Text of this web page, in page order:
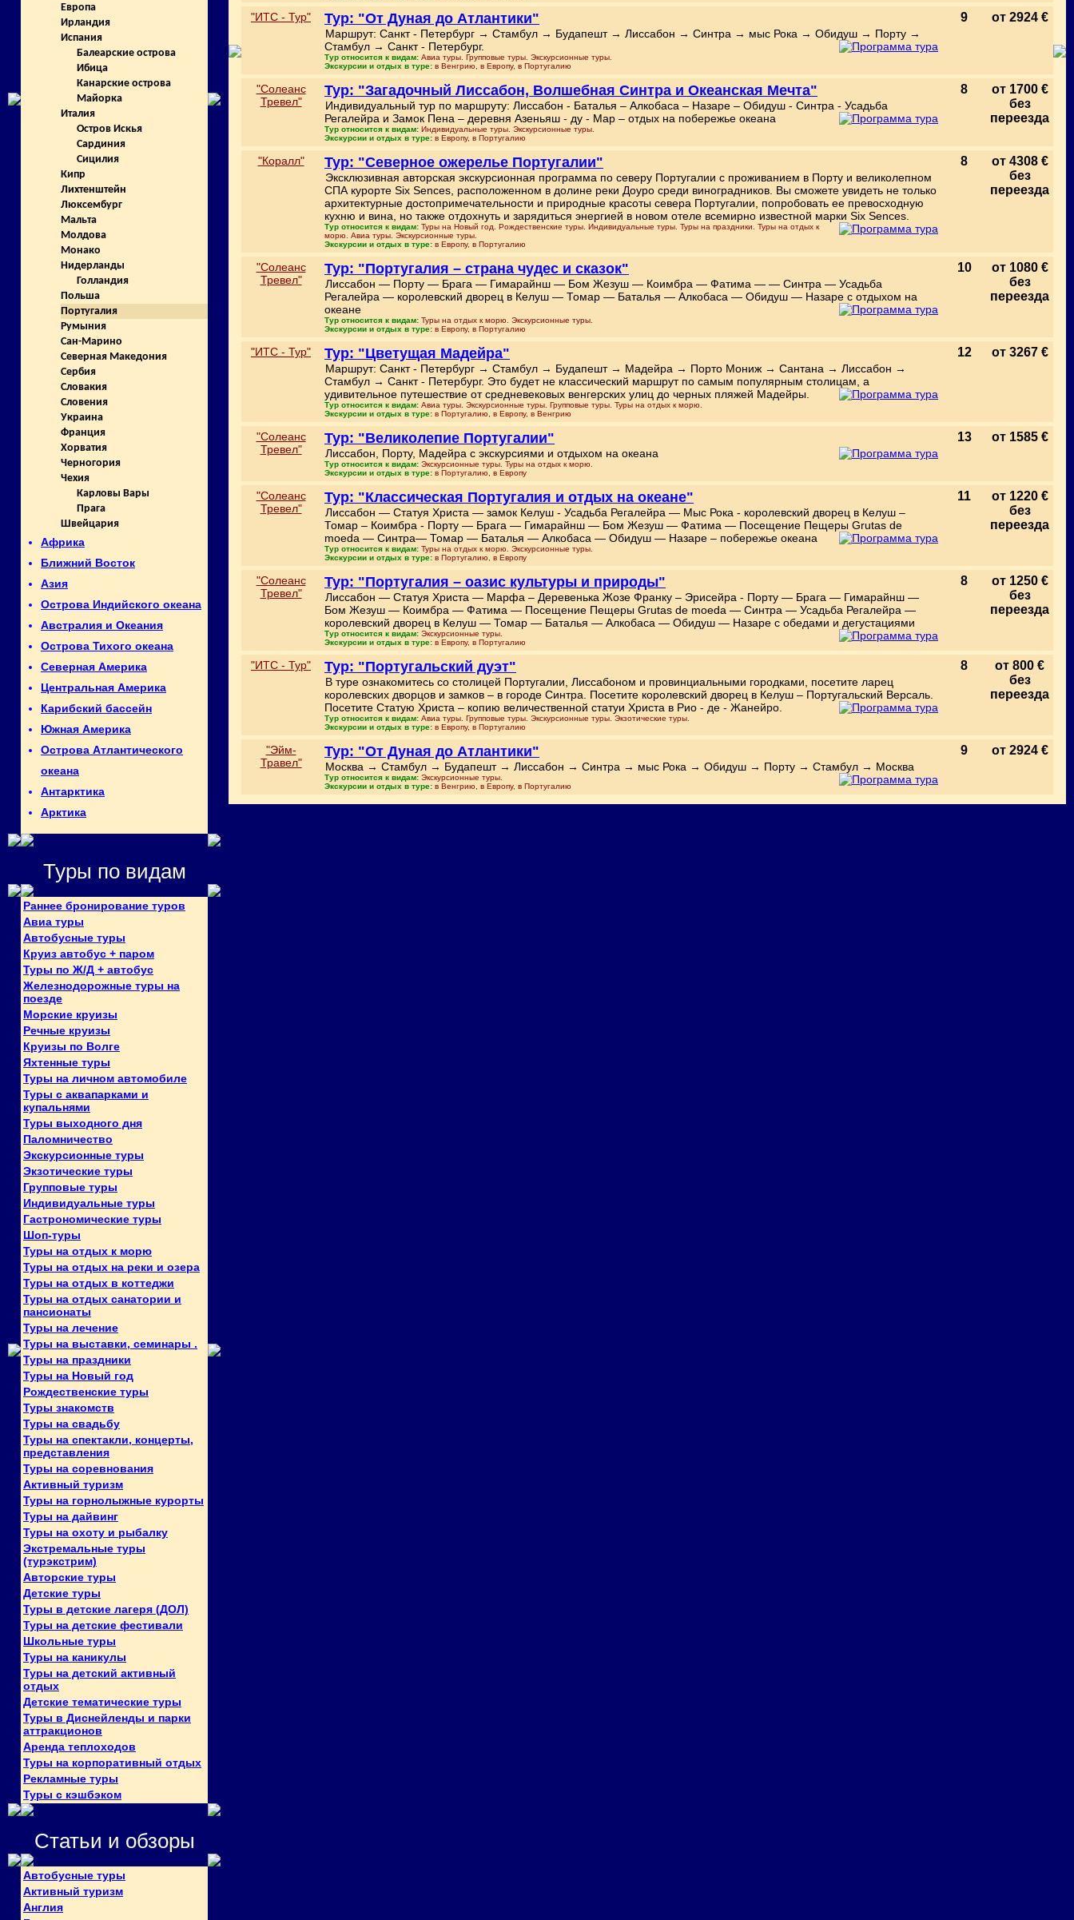
Европа
Ирландия
Испания
Балеарские острова
Ибица
Канарские острова
Майорка
Италия
Остров Искья
Сардиния
Сицилия
Кипр
Лихтенштейн
Люксембург
Мальта
Молдова
Монако
Нидерланды
Голландия
Польша
Португалия
Румыния
Сан-Марино
Северная Македония
Сербия
Словакия
Словения
Украина
Франция
Хорватия
Черногория
Чехия
Карловы Вары
Прага
Швейцария
Африка
Ближний Восток
Азия
Острова Индийского океана
Австралия и Океания
Острова Тихого океана
Северная Америка
Центральная Америка
Карибский бассейн
Южная Америка
Острова Атлантического
океана
Антарктика
Арктика
Туры по видам
Раннее бронирование туров
Авиа туры
Автобусные туры
Круиз автобус + паром
Туры по Ж/Д + автобус
Железнодорожные туры на
поезде
Морские круизы
Речные круизы
Круизы по Волге
Яхтенные туры
Туры на личном автомобиле
Туры с аквапарками и
купальнями
Туры выходного дня
Паломничество
Экскурсионные туры
Экзотические туры
Групповые туры
Индивидуальные туры
Гастрономические туры
Шоп-туры
Туры на отдых к морю
Туры на отдых на реки и озера
Туры на отдых в коттеджи
Туры на отдых санатории и
пансионаты
Туры на лечение
Туры на выставки, семинары .
Туры на праздники
Туры на Новый год
Рождественские туры
Туры знакомств
Туры на свадьбу
Туры на спектакли, концерты,
представления
Туры на соревнования
Активный туризм
Туры на горнолыжные курорты
Туры на дайвинг
Туры на охоту и рыбалку
Экстремальные туры
(турэкстрим)
Авторские туры
Детские туры
Туры в детские лагеря (ДОЛ)
Туры на детские фестивали
Школьные туры
Туры на каникулы
Туры на детский активный
отдых
Детские тематические туры
Туры в Диснейленды и парки
аттракционов
Аренда теплоходов
Туры на корпоративный отдых
Рекламные туры
Туры с кэшбэком
Статьи и обзоры
Автобусные туры
Активный туризм
Англия
"ИТС - Тур" Тур: "От Дуная до Атлантики"
Маршрут: Санкт - Петербург → Стамбул → Будапешт → Лиссабон → Синтра → мыс Рока → Обидуш → Порту →
Стамбул → Санкт - Петербург.
Тур относится к видам: Авиа туры. Групповые туры. Экскурсионные туры.
Экскурсии и отдых в туре: в Венгрию, в Европу, в Португалию
9 от 2924 €
"Солеанс
Тревел"
Тур: "Загадочный Лиссабон, Волшебная Синтра и Океанская Мечта"
Индивидуальный тур по маршруту: Лиссабон - Баталья – Алкобаса – Назаре – Обидуш - Синтра - Усадьба
Регалейра и Замок Пена – деревня Азеньяш - ду - Мар – отдых на побережье океана
Тур относится к видам: Индивидуальные туры. Экскурсионные туры.
Экскурсии и отдых в туре: в Европу, в Португалию
8
от 1700 €
без
переезда
"Коралл" Тур: "Северное ожерелье Португалии"
Эксклюзивная авторская экскурсионная программа по северу Португалии с проживанием в Порту и великолепном
СПА курорте Six Sences, расположенном в долине реки Доуро среди виноградников. Вы сможете увидеть не только
архитектурные достопримечательности и природные красоты севера Португалии, попробовать ее превосходную
кухню и вина, но также отдохнуть и зарядиться энергией в новом отеле всемирно известной марки Six Sences.
Тур относится к видам: Туры на Новый год. Рождественские туры. Индивидуальные туры. Туры на праздники. Туры на отдых к
морю. Авиа туры. Экскурсионные туры.
Экскурсии и отдых в туре: в Европу, в Португалию
8
от 4308 €
без
переезда
"Солеанс
Тревел"
Тур: "Португалия – страна чудес и сказок"
Лиссабон — Порту — Брага — Гимарайнш — Бом Жезуш — Коимбра — Фатима — — Синтра — Усадьба
Регалейра — королевский дворец в Келуш — Томар — Баталья — Алкобаса — Обидуш — Назаре с отдыхом на
океане
Тур относится к видам: Туры на отдых к морю. Экскурсионные туры.
Экскурсии и отдых в туре: в Европу, в Португалию
10
от 1080 €
без
переезда
"ИТС - Тур" Тур: "Цветущая Мадейра"
Маршрут: Санкт - Петербург → Стамбул → Будапешт → Мадейра → Порто Мониж → Сантана → Лиссабон →
Стамбул → Санкт - Петербург. Это будет не классический маршрут по самым популярным столицам, а
удивительное путешествие от средневековых венгерских улиц до черных пляжей Мадейры.
Тур относится к видам: Авиа туры. Экскурсионные туры. Групповые туры. Туры на отдых к морю.
Экскурсии и отдых в туре: в Португалию, в Европу, в Венгрию
12 от 3267 €
"Солеанс
Тревел"
Тур: "Великолепие Португалии"
Лиссабон, Порту, Мадейра с экскурсиями и отдыхом на океана
Тур относится к видам: Экскурсионные туры. Туры на отдых к морю.
Экскурсии и отдых в туре: в Португалию, в Европу
13 от 1585 €
"Солеанс
Тревел"
Тур: "Классическая Португалия и отдых на океане"
Лиссабон — Статуя Христа — замок Келуш - Усадьба Регалейра — Мыс Рока - королевский дворец в Келуш –
Томар – Коимбра - Порту — Брага — Гимарайнш — Бом Жезуш — Фатима — Посещение Пещеры Grutas de
moeda — Синтра— Томар — Баталья — Алкобаса — Обидуш — Назаре – побережье океана
Тур относится к видам: Туры на отдых к морю. Экскурсионные туры.
Экскурсии и отдых в туре: в Португалию, в Европу
11
от 1220 €
без
переезда
"Солеанс
Тревел"
Тур: "Португалия – оазис культуры и природы"
Лиссабон — Статуя Христа — Марфа – Деревенька Жозе Франку – Эрисейра - Порту — Брага — Гимарайнш —
Бом Жезуш — Коимбра — Фатима — Посещение Пещеры Grutas de moeda — Синтра — Усадьба Регалейра —
королевский дворец в Келуш — Томар — Баталья — Алкобаса — Обидуш — Назаре с обедами и дегустациями
Тур относится к видам: Экскурсионные туры.
Экскурсии и отдых в туре: в Европу, в Португалию
8
от 1250 €
без
переезда
"ИТС - Тур" Тур: "Португальский дуэт"
В туре ознакомитесь со столицей Португалии, Лиссабоном и провинциальными городками, посетите ларец
королевских дворцов и замков – в городе Синтра. Посетите королевский дворец в Келуш – Португальский Версаль.
Посетите Статую Христа – копию величественной статуи Христа в Рио - де - Жанейро.
Тур относится к видам: Авиа туры. Групповые туры. Экскурсионные туры. Экзотические туры.
Экскурсии и отдых в туре: в Европу, в Португалию
8
от 800 €
без
переезда
"Эйм-
Травел"
Тур: "От Дуная до Атлантики"
Москва → Стамбул → Будапешт → Лиссабон → Синтра → мыс Рока → Обидуш → Порту → Стамбул → Москва
Тур относится к видам: Экскурсионные туры.
Экскурсии и отдых в туре: в Венгрию, в Европу, в Португалию
9 от 2924 €